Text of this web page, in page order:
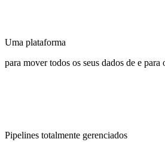
Uma plataforma
para mover todos os seus dados de e
Pipelines totalmente gerenciados